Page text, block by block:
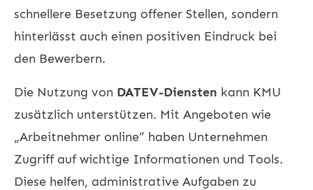
schnellere Besetzung offener Stellen, sondern
hinterlässt auch einen positiven Eindruck bei
den Bewerbern.
Die Nutzung von DATEV-Diensten kann KMU
zusätzlich unterstützen. Mit Angeboten wie
„Arbeitnehmer online“ haben Unternehmen
Zugriff auf wichtige Informationen und Tools.
Diese helfen, administrative Aufgaben zu